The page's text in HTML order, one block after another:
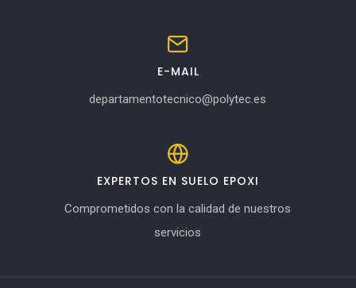
E-MAIL
departamentotecnico@polytec.es
EXPERTOS EN SUELO EPOXI
Comprometidos con la calidad de nuestros
servicios